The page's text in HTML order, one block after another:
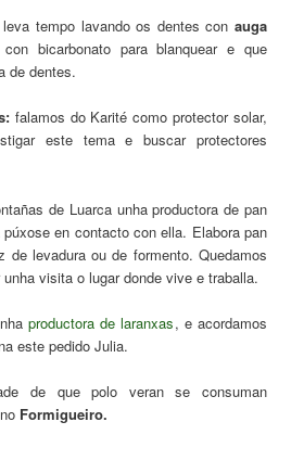
tempo lavando os dentes con auga
bicarbonato para blanquear e que
de dentes.
falamos do Karité como protector solar,
este tema e buscar protectores
de Luarca unha productora de pan
en contacto con ella. Elabora pan
de levadura ou de formento. Quedamos
visita o lugar donde vive e traballa.
productora de laranxas, e acordamos
este pedido Julia.
de que polo veran se consuman
Formigueiro.